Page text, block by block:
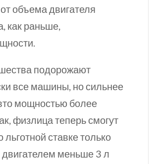
объема двигателя
как раньше,
подорожают
все машины, но сильнее
мощностью более
физлица теперь смогут
льготной ставке только
меньше 3 л